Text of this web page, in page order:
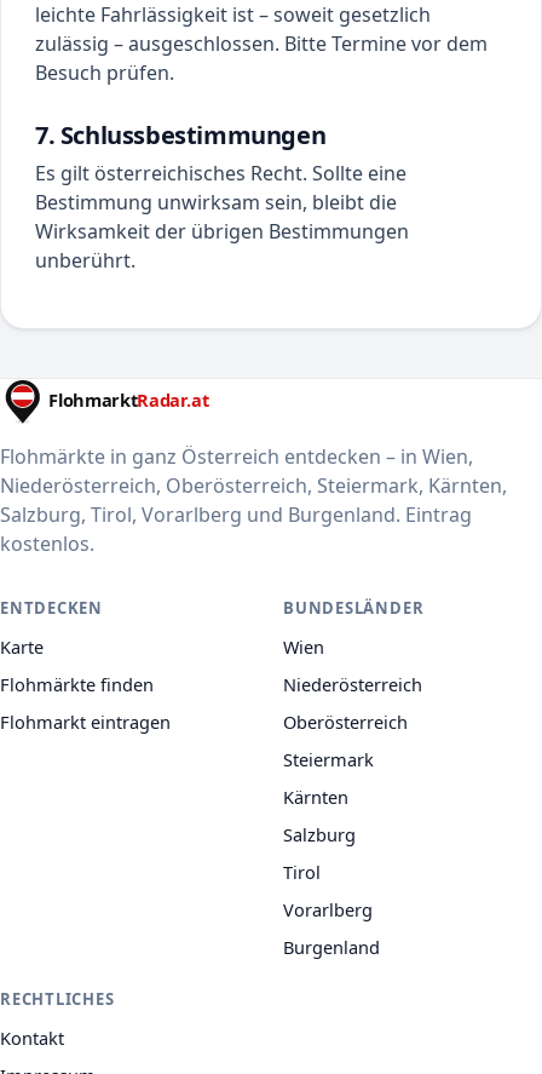
leichte Fahrlässigkeit ist – soweit gesetzlich
zulässig – ausgeschlossen. Bitte Termine vor dem
Besuch prüfen.
7. Schlussbestimmungen
Es gilt österreichisches Recht. Sollte eine
Bestimmung unwirksam sein, bleibt die
Wirksamkeit der übrigen Bestimmungen
unberührt.
Flohmärkte in ganz Österreich entdecken – in Wien,
Niederösterreich, Oberösterreich, Steiermark, Kärnten,
Salzburg, Tirol, Vorarlberg und Burgenland. Eintrag
kostenlos.
ENTDECKEN
Karte
Flohmärkte finden
Flohmarkt eintragen
BUNDESLÄNDER
Wien
Niederösterreich
Oberösterreich
Steiermark
Kärnten
Salzburg
Tirol
Vorarlberg
Burgenland
RECHTLICHES
Kontakt